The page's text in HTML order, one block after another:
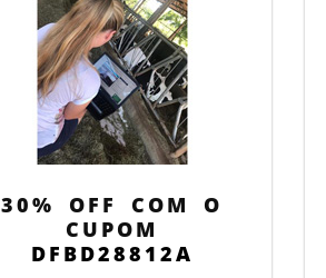
30% OFF COM O
CUPOM
DFBD28812A